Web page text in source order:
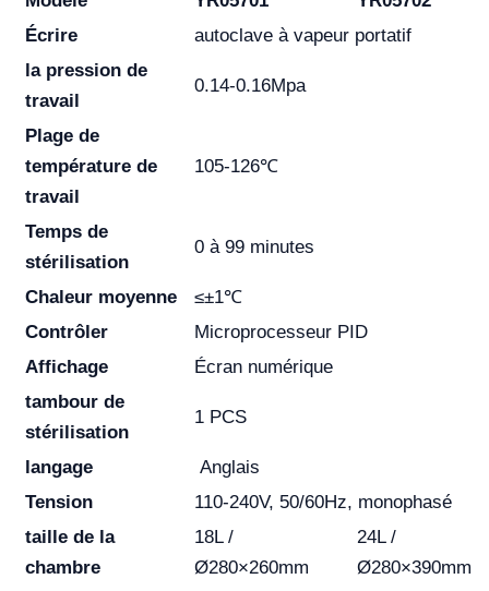
Écrire
autoclave à vapeur portatif
la pression de
travail
0.14-0.16Mpa
Plage de
température de
travail
105-126℃
Temps de
stérilisation
0 à 99 minutes
Chaleur moyenne
≤±1℃
Contrôler
Microprocesseur PID
Affichage
Écran numérique
tambour de
stérilisation
1 PCS
langage
Anglais
Tension
110-240V, 50/60Hz, monophasé
taille de la
chambre
18L /
Ø280×260mm
24L /
Ø280×390mm